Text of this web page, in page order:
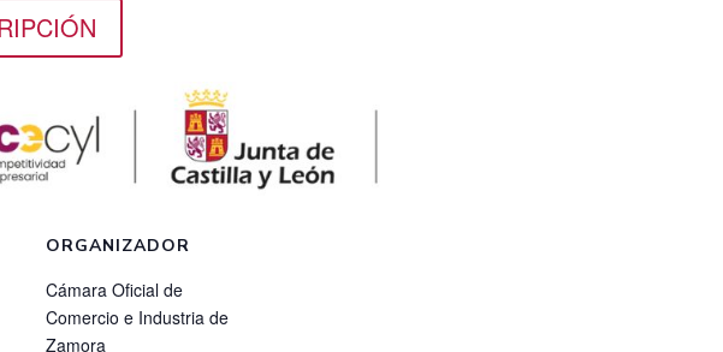
ORGANIZADOR
Cámara Oficial de
Comercio e Industria de
Zamora